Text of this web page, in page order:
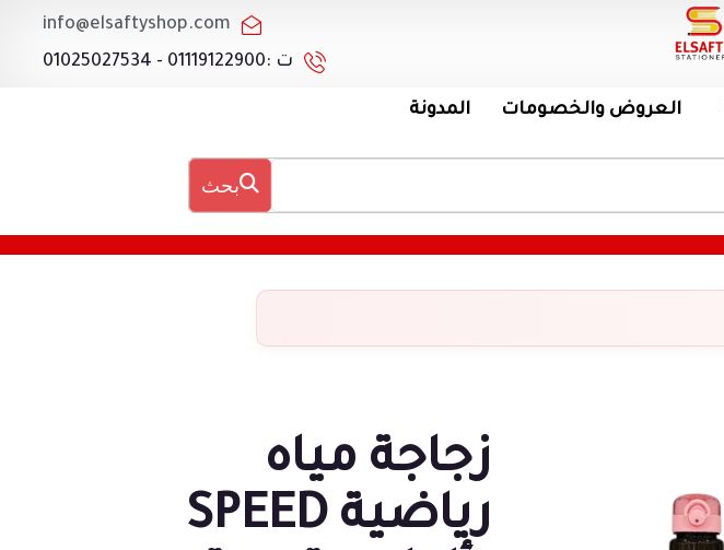
info@elsaftyshop.com
ت :01119122900 - 01025027534
العروض والخصومات المدونة
بحث
زجاجة مياه
رياضية SPEED